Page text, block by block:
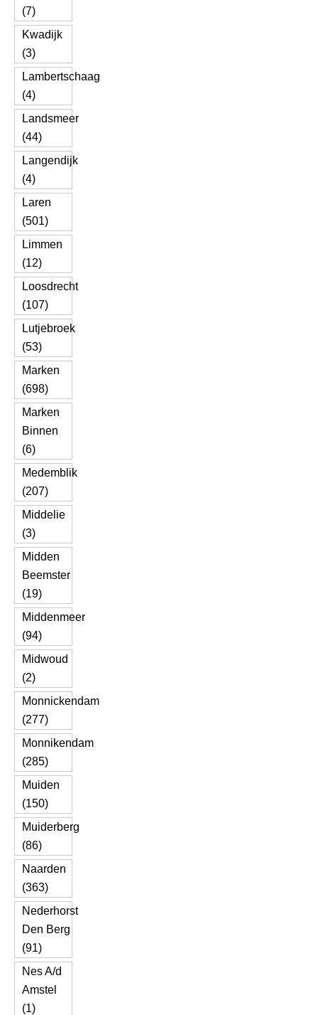
(7)
Kwadijk
(3)
Lambertschaag
(4)
Landsmeer
(44)
Langendijk
(4)
Laren
(501)
Limmen
(12)
Loosdrecht
(107)
Lutjebroek
(53)
Marken
(698)
Marken
Binnen
(6)
Medemblik
(207)
Middelie
(3)
Midden
Beemster
(19)
Middenmeer
(94)
Midwoud
(2)
Monnickendam
(277)
Monnikendam
(285)
Muiden
(150)
Muiderberg
(86)
Naarden
(363)
Nederhorst
Den Berg
(91)
Nes A/d
Amstel
(1)